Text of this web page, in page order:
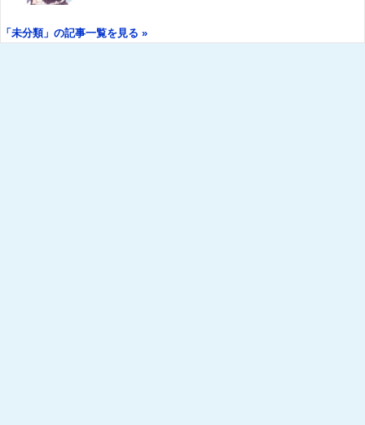
「未分類」の記事一覧を見る »